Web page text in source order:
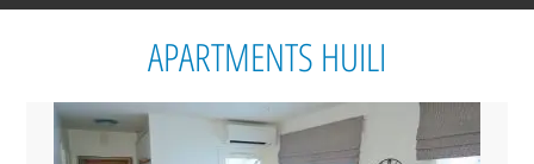
APARTMENTS HUILI